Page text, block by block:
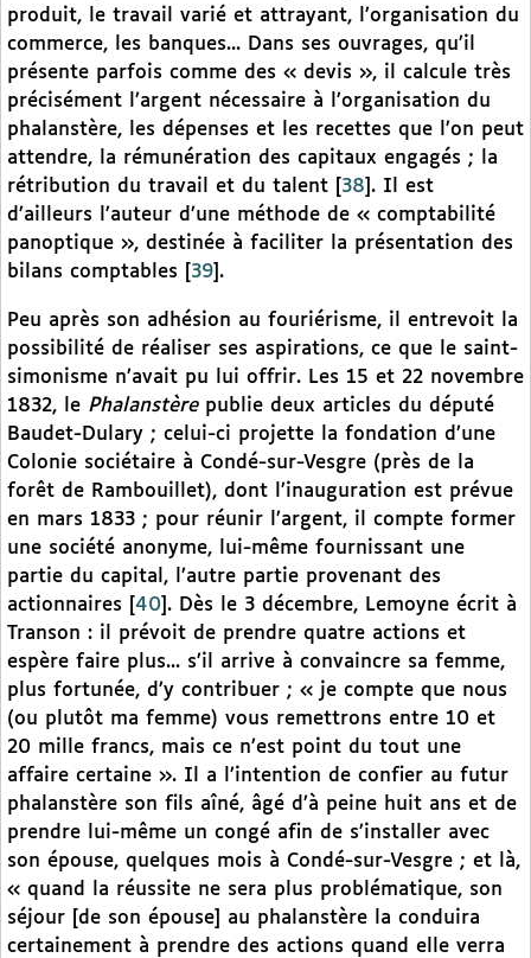
produit, le travail varié et attrayant, l’organisation du
commerce, les banques... Dans ses ouvrages, qu’il
présente parfois comme des « devis », il calcule très
précisément l’argent nécessaire à l’organisation du
phalanstère, les dépenses et les recettes que l’on peut
attendre, la rémunération des capitaux engagés ; la
rétribution du travail et du talent
38 . Il est
d’ailleurs l’auteur d’une méthode de « comptabilité
panoptique », destinée à faciliter la présentation des
bilans comptables
39 .
Peu après son adhésion au fouriérisme, il entrevoit la
possibilité de réaliser ses aspirations, ce que le saint-
simonisme n’avait pu lui offrir. Les 15 et 22 novembre
1832, le Phalanstèrepublie deux articles du député
Baudet-Dulary ; celui-ci projette la fondation d’une
Colonie sociétaire à Condé-sur-Vesgre (près de la
forêt de Rambouillet), dont l’inauguration est prévue
en mars 1833 ; pour réunir l’argent, il compte former
une société anonyme, lui-même fournissant une
partie du capital, l’autre partie provenant des
actionnaires
40 . Dès le 3 décembre, Lemoyne écrit à
Transon : il prévoit de prendre quatre actions et
espère faire plus... s’il arrive à convaincre sa femme,
plus fortunée, d’y contribuer ; « je compte que nous
(ou plutôt ma femme) vous remettrons entre 10 et
20 mille francs, mais ce n’est point du tout une
affaire certaine ». Il a l’intention de confier au futur
phalanstère son fils aîné, âgé d’à peine huit ans et de
prendre lui-même un congé afin de s’installer avec
son épouse, quelques mois à Condé-sur-Vesgre ; et là,
« quand la réussite ne sera plus problématique, son
séjour [de son épouse] au phalanstère la conduira
certainement à prendre des actions quand elle verra